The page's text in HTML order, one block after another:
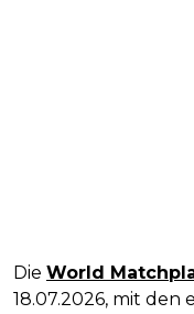
Die World
18.07.2026, mit den